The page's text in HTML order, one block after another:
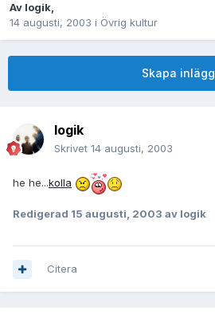
Av logik,
14 augusti, 2003 i Övrig kultur
Skapa inlägg
logik
Skrivet 14 augusti, 2003
he he...kolla
Redigerad 15 augusti, 2003 av logik
Citera